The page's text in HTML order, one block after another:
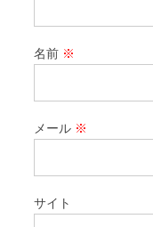
名前 ※
メール ※
サイト